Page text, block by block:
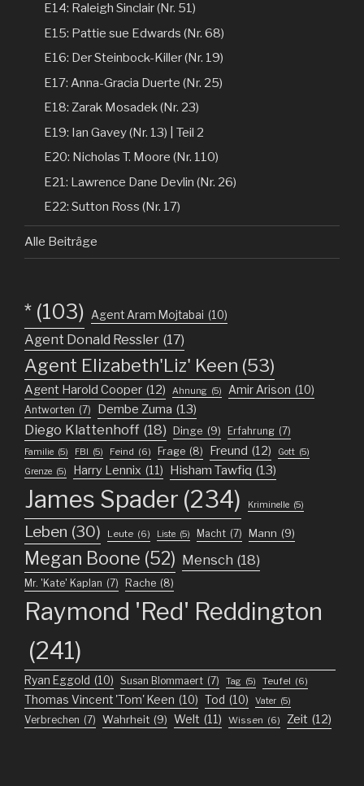
E14: Raleigh Sinclair (Nr. 51)
E15: Pattie sue Edwards (Nr. 68)
E16: Der Steinbock-Killer (Nr. 19)
E17: Anna-Gracia Duerte (Nr. 25)
E18: Zarak Mosadek (Nr. 23)
E19: Ian Gavey (Nr. 13) | Teil 2
E20: Nicholas T. Moore (Nr. 110)
E21: Lawrence Dane Devlin (Nr. 26)
E22: Sutton Ross (Nr. 17)
Alle Beiträge
* (103) Agent Aram Mojtabai (10)
Agent Donald Ressler (17)
Agent Elizabeth'Liz' Keen (53)
Agent Harold Cooper (12) Ahnung (5) Amir Arison (10)
Antworten (7) Dembe Zuma (13)
Diego Klattenhoff (18) Dinge (9) Erfahrung (7)
Familie (5) FBI (5) Feind (6) Frage (8) Freund (12) Gott (5)
Grenze (5) Harry Lennix (11) Hisham Tawfiq (13)
James Spader (234) Kriminelle (5)
Leben (30) Leute (6) Liste (5) Macht (7) Mann (9)
Megan Boone (52) Mensch (18)
Mr. 'Kate' Kaplan (7) Rache (8)
Raymond 'Red' Reddington
(241)
Ryan Eggold (10) Susan Blommaert (7) Tag (5) Teufel (6)
Thomas Vincent 'Tom' Keen (10) Tod (10) Vater (5)
Verbrechen (7) Wahrheit (9) Welt (11) Wissen (6) Zeit (12)